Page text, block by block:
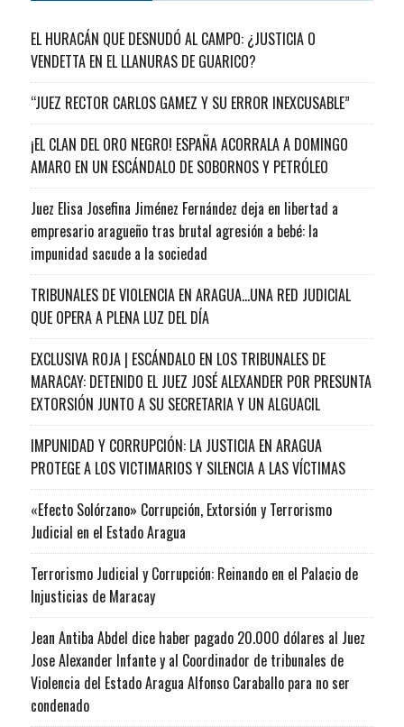
EL HURACÁN QUE DESNUDÓ AL CAMPO: ¿JUSTICIA O
VENDETTA EN EL LLANURAS DE GUARICO?
“JUEZ RECTOR CARLOS GAMEZ Y SU ERROR INEXCUSABLE”
¡EL CLAN DEL ORO NEGRO! ESPAÑA ACORRALA A DOMINGO
AMARO EN UN ESCÁNDALO DE SOBORNOS Y PETRÓLEO
Juez Elisa Josefina Jiménez Fernández deja en libertad a
empresario aragueño tras brutal agresión a bebé: la
impunidad sacude a la sociedad
TRIBUNALES DE VIOLENCIA EN ARAGUA…UNA RED JUDICIAL
QUE OPERA A PLENA LUZ DEL DÍA
EXCLUSIVA ROJA | ESCÁNDALO EN LOS TRIBUNALES DE
MARACAY: DETENIDO EL JUEZ JOSÉ ALEXANDER POR PRESUNTA
EXTORSIÓN JUNTO A SU SECRETARIA Y UN ALGUACIL
IMPUNIDAD Y CORRUPCIÓN: LA JUSTICIA EN ARAGUA
PROTEGE A LOS VICTIMARIOS Y SILENCIA A LAS VÍCTIMAS
«Efecto Solórzano» Corrupción, Extorsión y Terrorismo
Judicial en el Estado Aragua
Terrorismo Judicial y Corrupción: Reinando en el Palacio de
Injusticias de Maracay
Jean Antiba Abdel dice haber pagado 20.000 dólares al Juez
Jose Alexander Infante y al Coordinador de tribunales de
Violencia del Estado Aragua Alfonso Caraballo para no ser
condenado